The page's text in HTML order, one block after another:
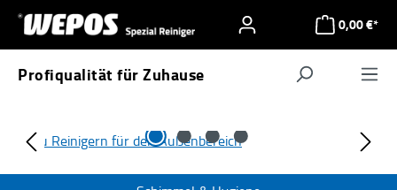
Zum Hauptinhalt springen 0,00 €*
Profiqualität für Zuhause
Bildergalerie überspringen